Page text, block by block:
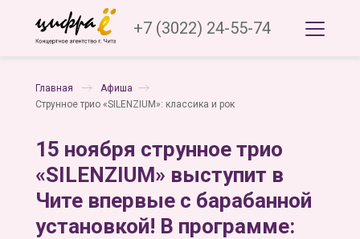
+7 (3022) 24-55-74
Главная
Афиша
Струнное трио «SILENZIUM»: классика и рок
15 ноября струнное трио
«SILENZIUM» выступит в
Чите впервые с барабанной
установкой! В программе: